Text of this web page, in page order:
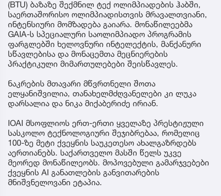
(BTU) ბაზაზე შექმნილ ტექ ოლიმპიადების ჰაბში,
საერთაშორისო ოლიმპიადისთვის მრავალთვიანი,
ინტენსიური მომზადება გაიარა. მონაწილეებმა
GAIA-ს სპეციალური საოლიმპიადო პროგრამის
ფარგლებში ხელოვნური ინტელექტის, მანქანური
სწავლებისა და მონაცემთა მეცნიერების
პრაქტიკული მიმართულებები შეისწავლეს.
ნაკრების მთავარი მწვრთნელი შოთა
ელყანიშვილია, თანახელმძღვანელები კი ლუკა
დარსალია და ნიკა მიქაბერიძე ირიან.
IOAI მსოფლიოს ერთ-ერთი ყველაზე პრესტიჟული
სასკოლო ტექნოლოგიური შეჯიბრებაა, რომელიც
100-ზე მეტი ქვეყნის საუკეთესო ახალგაზრდებს
აერთიანებს. საქართველო მასში წელს უკვე
მეორედ მონაწილეობს. მოპოვებული გამარჯვებები
ქვეყნის AI განათლების განვითარების
მნიშვნელოვანი ეტაპია.